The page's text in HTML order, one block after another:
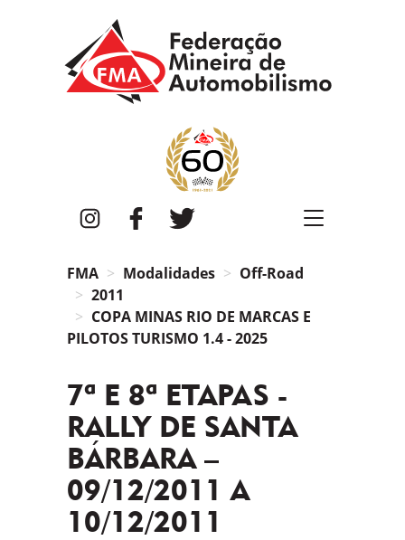
InstagramFacebook
FMA Modalidades
Off-Road
2011
COPA MINAS RIO DE MARCAS E
PILOTOS TURISMO 1.4 - 2025
7ª E 8ª ETAPAS -
RALLY DE SANTA
BÁRBARA –
09/12/2011 A
10/12/2011